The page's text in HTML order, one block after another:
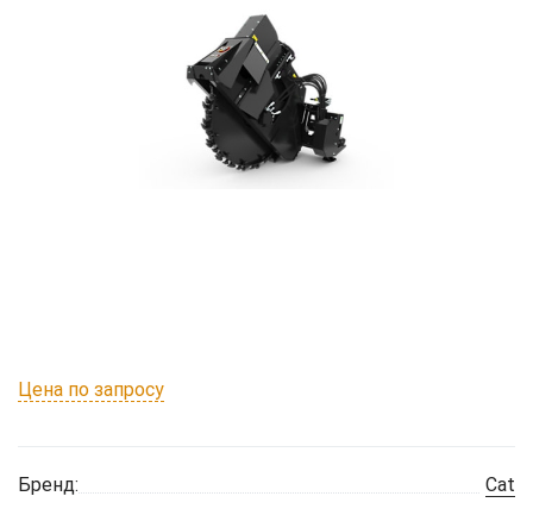
Цена по запросу
Бренд:
Cat